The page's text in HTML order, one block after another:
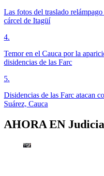
Las fotos del traslado
cárcel de Itagüí
4.
Temor en el Cauca por la
disidencias de las Farc
5.
Disidencias de las Farc atacan
Suárez, Cauca
AHORA EN